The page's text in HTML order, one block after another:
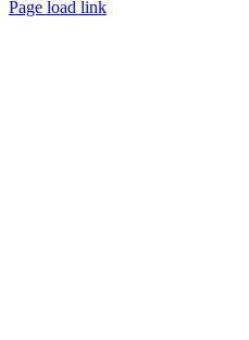
Toggle
Page load link